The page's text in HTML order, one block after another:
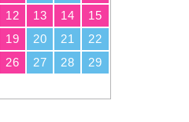
12 13 14
15
19 20 21
22
26 27 28
29